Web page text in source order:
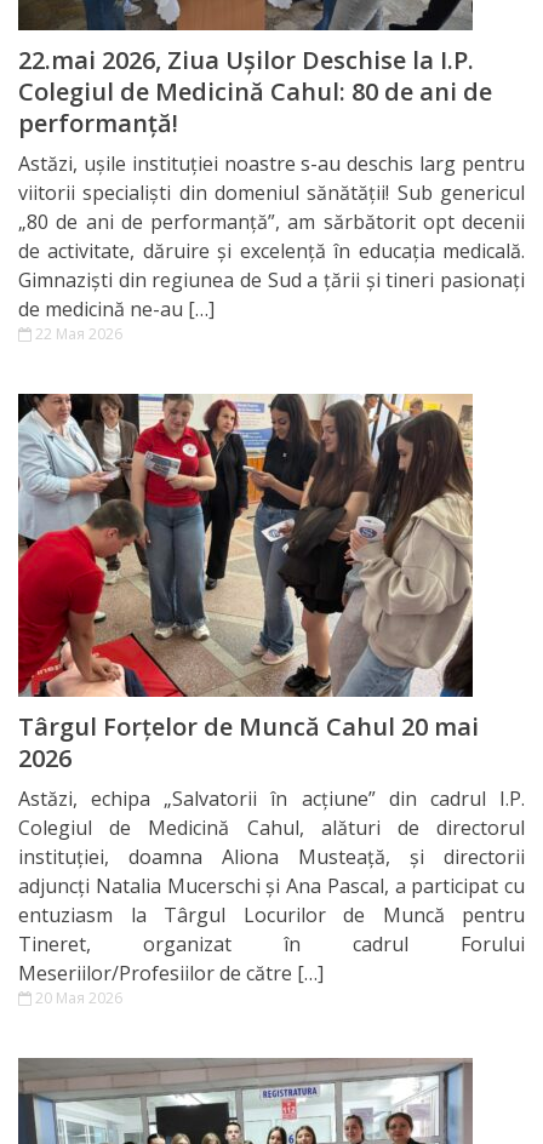
Juridic
Elevi
Дня
Благодарения
Кадровое
обеспечение
Consiliul
Elevilor
Tekwill
în
Fiecare
Școală
Instruirea
practică
Ghidare
în
carieră
Centrul
simulare
Instruirea
22.mai 2026, Ziua Ușilor Deschise la I.P.
Colegiul de Medicină Cahul: 80 de ani de
performanță!
Astăzi, ușile instituției noastre s-au deschis larg pentru
viitorii specialiști din domeniul sănătății! Sub genericul
„80 de ani de performanță”, am sărbătorit opt decenii
de activitate, dăruire și excelență în educația medicală.
Gimnaziști din regiunea de Sud a țării și tineri pasionați
de medicină ne-au […]
22 Мая 2026
Târgul Forțelor de Muncă Cahul 20 mai
2026
Astăzi, echipa „Salvatorii în acțiune” din cadrul I.P.
Colegiul de Medicină Cahul, alături de directorul
instituției, doamna Aliona Musteață, și directorii
adjuncți Natalia Mucerschi și Ana Pascal, a participat cu
entuziasm la Târgul Locurilor de Muncă pentru
Tineret, organizat în cadrul Forului
Meseriilor/Profesiilor de către […]
20 Мая 2026